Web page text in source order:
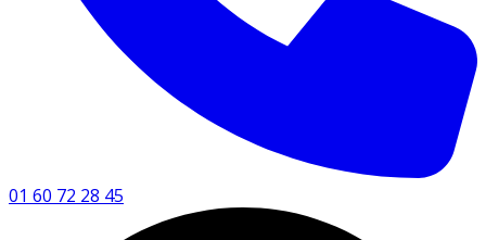
01 60 72 28 45